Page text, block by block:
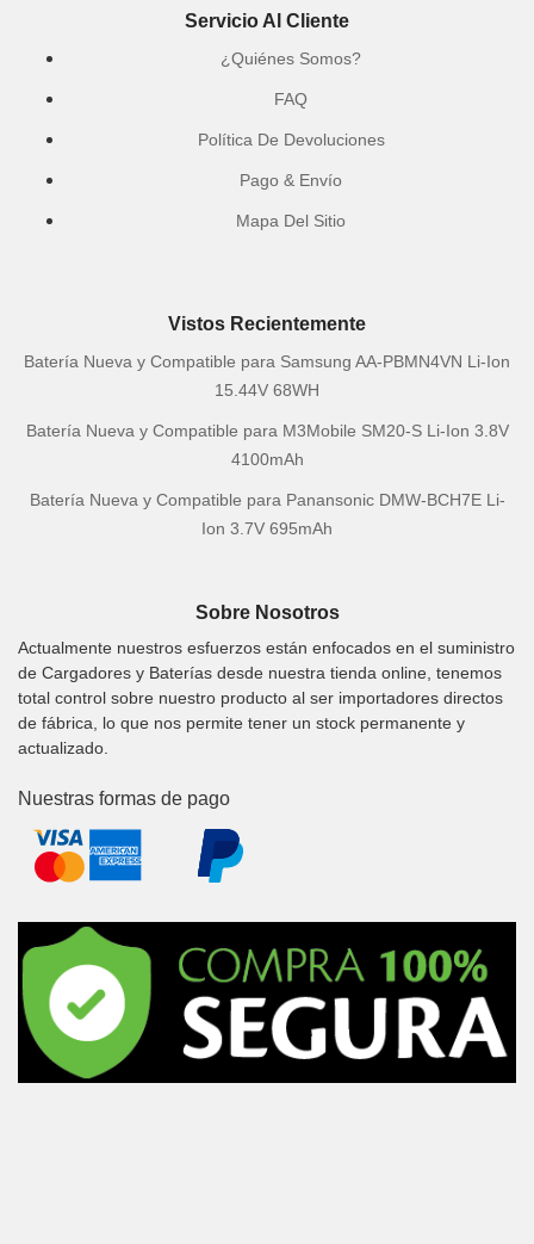
Servicio Al Cliente
¿Quiénes Somos?
FAQ
Política De Devoluciones
Pago & Envío
Mapa Del Sitio
Vistos Recientemente
Batería Nueva y Compatible para Samsung AA-PBMN4VN Li-Ion
15.44V 68WH
Batería Nueva y Compatible para M3Mobile SM20-S Li-Ion 3.8V
4100mAh
Batería Nueva y Compatible para Panansonic DMW-BCH7E Li-
Ion 3.7V 695mAh
Sobre Nosotros
Actualmente nuestros esfuerzos están enfocados en el suministro
de Cargadores y Baterías desde nuestra tienda online, tenemos
total control sobre nuestro producto al ser importadores directos
de fábrica, lo que nos permite tener un stock permanente y
actualizado.
Nuestras formas de pago